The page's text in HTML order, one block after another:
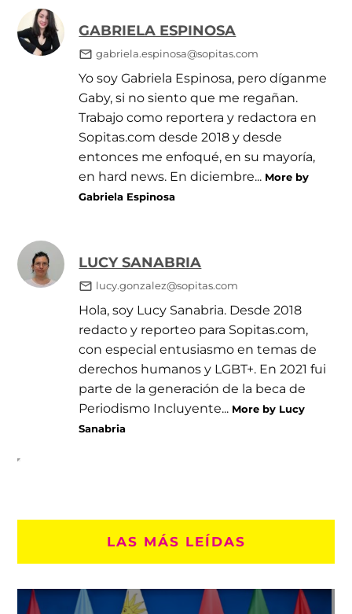
GABRIELA ESPINOSA
gabriela.espinosa@sopitas.com
Yo soy Gabriela Espinosa, pero díganme
Gaby, si no siento que me regañan.
Trabajo como reportera y redactora en
Sopitas.com desde 2018 y desde
entonces me enfoqué, en su mayoría,
en hard news. En diciembre... More by
Gabriela Espinosa
LUCY SANABRIA
lucy.gonzalez@sopitas.com
Hola, soy Lucy Sanabria. Desde 2018
redacto y reporteo para Sopitas.com,
con especial entusiasmo en temas de
derechos humanos y LGBT+. En 2021 fui
parte de la generación de la beca de
Periodismo Incluyente... More by Lucy
Sanabria
LAS MÁS LEÍDAS